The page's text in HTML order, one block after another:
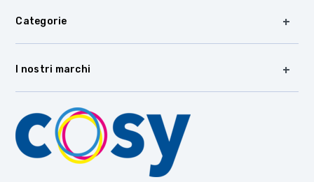
Categorie
I nostri marchi